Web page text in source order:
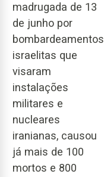
madrugada de 13
de junho por
bombardeamentos
israelitas que
visaram
instalações
militares e
nucleares
iranianas, causou
já mais de 100
mortos e 800